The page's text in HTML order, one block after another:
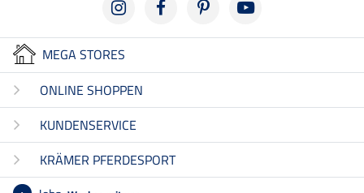
MEGA STORES
ONLINE SHOPPEN
KUNDENSERVICE
KRÄMER PFERDESPORT